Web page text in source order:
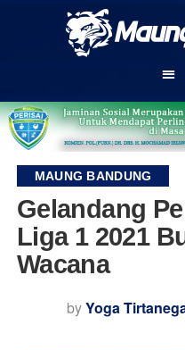
MAUNG BANDUNG
Gelandang
Liga 1 2021
Wacana
byYoga